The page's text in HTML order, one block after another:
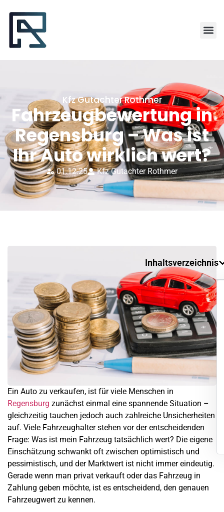
Kfz Gutachter Rothmer
Fahrzeugbewertung in
Regensburg – Was ist
Ihr Auto wirklich wert?
01.12.25 Kfz Gutachter Rothmer
Ein Auto zu verkaufen, ist für viele Menschen in
Regensburg zunächst einmal eine spannende Situation –
gleichzeitig tauchen jedoch auch zahlreiche Unsicherheiten
auf. Viele Fahrzeughalter stehen vor der entscheidenden
Frage: Was ist mein Fahrzeug tatsächlich wert? Die eigene
Einschätzung schwankt oft zwischen optimistisch und
pessimistisch, und der Marktwert ist nicht immer eindeutig.
Gerade wenn man privat verkauft oder das Fahrzeug in
Zahlung geben möchte, ist es entscheidend, den genauen
Fahrzeugwert zu kennen.
Inhaltsverzeichnis